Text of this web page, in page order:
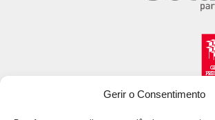
Gerir o Consentimento